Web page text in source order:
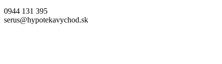
0944 131 395
serus@hypotekavychod.sk